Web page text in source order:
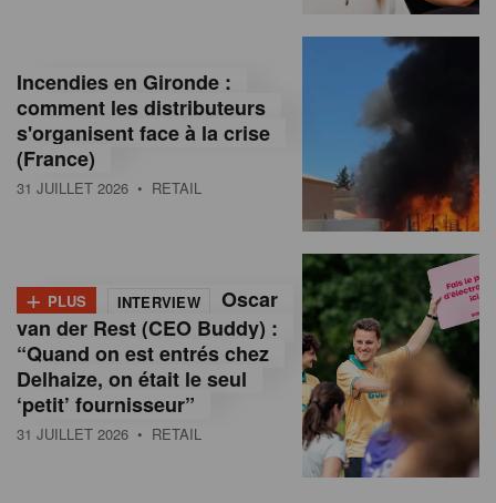
Incendies en Gironde :
comment les distributeurs
s'organisent face à la crise
(France)
31 JUILLET 2026 • RETAIL
+ PLUS INTERVIEW
Oscar
van der Rest (CEO Buddy) :
“Quand on est entrés chez
Delhaize, on était le seul
‘petit’ fournisseur”
31 JUILLET 2026 • RETAIL